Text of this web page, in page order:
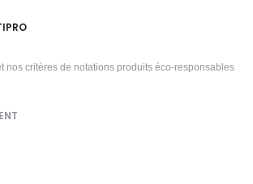
nos critères de notations produits éco-responsables